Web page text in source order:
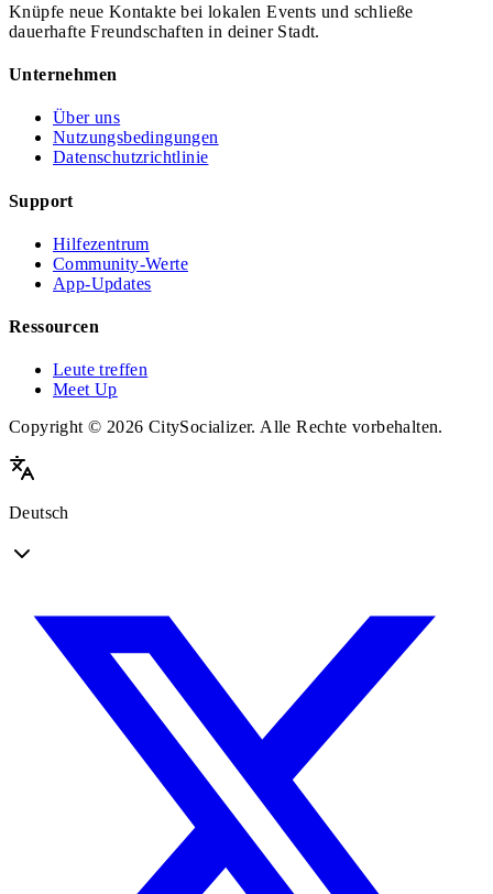
Knüpfe neue Kontakte bei lokalen Events und schließe
dauerhafte Freundschaften in deiner Stadt.
Unternehmen
Über uns
Nutzungsbedingungen
Datenschutzrichtlinie
Support
Hilfezentrum
Community-Werte
App-Updates
Ressourcen
Leute treffen
Meet Up
Copyright © 2026 CitySocializer. Alle Rechte vorbehalten.
Deutsch